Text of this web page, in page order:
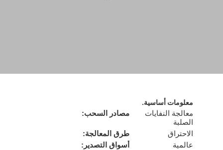
معلومات أساسية.
مصادر السحب:
معالجة النفايات
الصلبة
طرق المعالجة:
الاحتراق
أسواق التصدير:
عالمية